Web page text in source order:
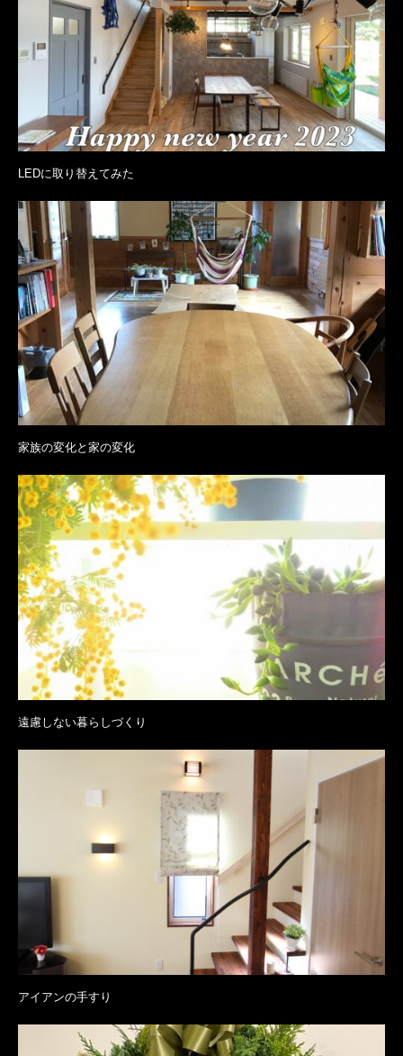
LEDに取り替えてみた
家族の変化と家の変化
遠慮しない暮らしづくり
アイアンの手すり